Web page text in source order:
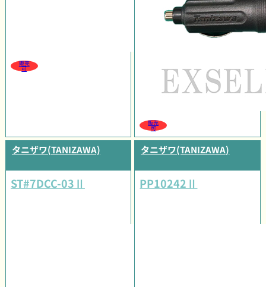
販売
可
販売
可
タニザワ(TANIZAWA)
ST#7DCC-03Ⅱ
タニザワ(TANIZAWA)
PP10242Ⅱ